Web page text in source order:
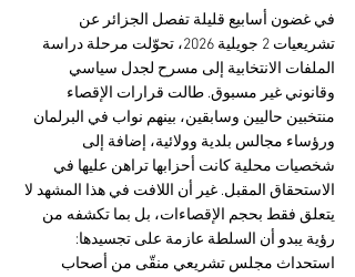
في غضون أسابيع قليلة تفصل الجزائر عن
تشريعيات 2 جويلية 2026، تحوّلت مرحلة دراسة
الملفات الانتخابية إلى مسرح لجدل سياسي
وقانوني غير مسبوق. طالت قرارات الإقصاء
منتخبين حاليين وسابقين، بينهم نواب في البرلمان
ورؤساء مجالس بلدية وولائية، إضافة إلى
شخصيات محلية كانت أحزابها تراهن عليها في
الاستحقاق المقبل. غير أن اللافت في هذا المشهد لا
يتعلق فقط بحجم الإقصاءات، بل بما تكشفه من
رؤية يبدو أن السلطة عازمة على تجسيدها:
استحداث مجلس تشريعي منقّى من أصحاب